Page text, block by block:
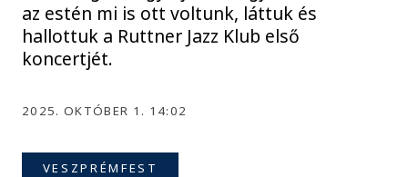
az estén mi is ott voltunk, láttuk és
hallottuk a Ruttner Jazz Klub első
koncertjét.
2025. OKTÓBER 1. 14:02
VESZPRÉMFEST